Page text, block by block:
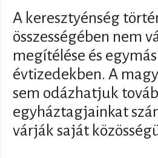
A keresztyénség
összességében nem
megítélése és
évtizedekben. A
sem odázhatjuk
egyháztagjainkat
várják saját